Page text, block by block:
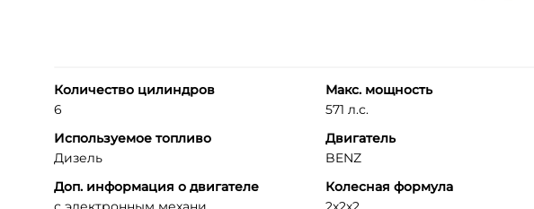
Количество цилиндров
6
Макс. мощность
571 л.с.
Используемое топливо
Дизель
Двигатель
BENZ
Доп. информация о двигателе
Колесная формула